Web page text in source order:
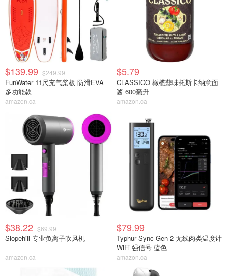
$139.99 $249.99
FunWater 11尺充气桨板 防滑EVA
多功能款
amazon.ca
$5.79
CLASSICO 橄榄蒜味托斯卡纳意面
酱 600毫升
amazon.ca
$38.22 $69.99
Slopehill 专业负离子吹风机
amazon.ca
$79.99
Typhur Sync Gen 2 无线肉类温度计
WiFi 强信号 蓝色
amazon.ca